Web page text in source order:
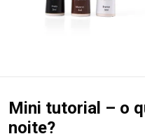
Mini tutorial – o
noite?